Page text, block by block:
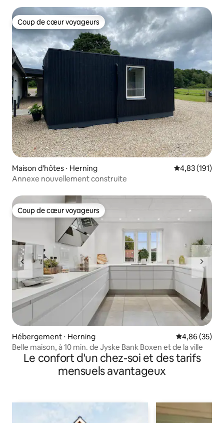
Coup de cœur voyageurs
Coup de cœur voyageurs
Maison d'hôtes ⋅ Herning Évaluation
4,83 (191)
Annexe nouvellement construite
Coup de cœur voyageurs
Coup de cœur voyageurs
Hébergement ⋅ Herning Évaluation
4,86 (35)
Belle maison, à 10 min. de Jyske Bank Boxen et de la ville
Le confort d'un chez-soi et des tarifs
mensuels avantageux